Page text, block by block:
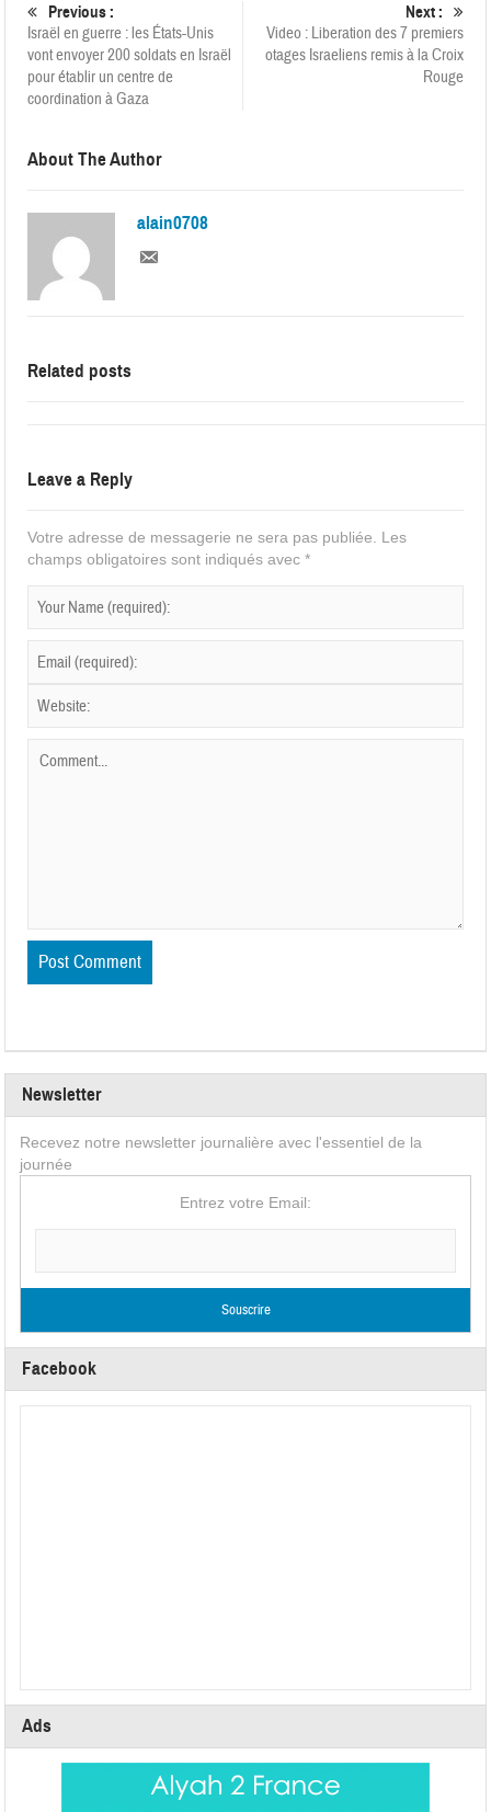
Previous :
Israël en guerre : les États-Unis
vont envoyer 200 soldats en Israël
pour établir un centre de
coordination à Gaza
Next :
Video : Liberation des 7 premiers
otages Israeliens remis à la Croix
Rouge
About The Author
alain0708
Related posts
Leave a Reply
Votre adresse de messagerie ne sera pas publiée. Les
champs obligatoires sont indiqués avec*
Newsletter
Recevez notre newsletter journalière avec l'essentiel de la
journée
Entrez votre Email:
Facebook
Ads